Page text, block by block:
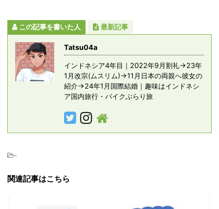
この記事を書いた人 最新記事
Tatsu04a
インドネシア4年目｜2022年9月割礼→23年
1月改宗(ムスリム)→11月日本の両親へ彼女の
紹介→24年1月国際結婚｜趣味はインドネシ
ア国内旅行・バイクぶらり旅
-
関連記事はこちら